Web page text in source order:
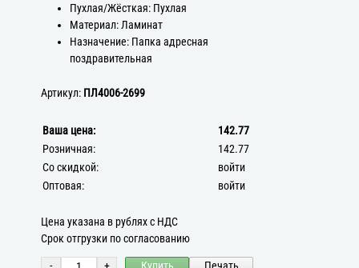
Пухлая/Жёсткая: Пухлая
Материал: Ламинат
Назначение: Папка адресная
поздравительная
Артикул: ПЛ4006-2699
Ваша цена:
142.77
Розничная:
142.77
Со скидкой:
войти
Оптовая:
войти
Цена указана в рублях с НДС
Срок отгрузки по согласованию